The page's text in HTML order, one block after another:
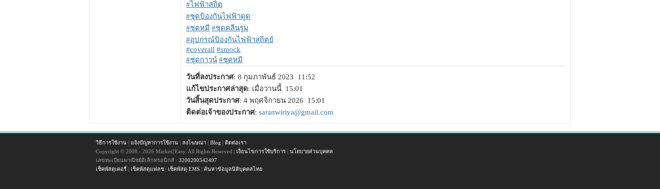
#ไฟฟ้าสถิต
#ชุดป้องกันไฟฟ้าดูด
#ชุดหมี #ชุดคลีนรูม
#อุปกรณ์ป้องกันไฟฟ้าสถิตย์
#coverall #smock
#ชุดกาวน์ #ชุดหมี
วันที่ลงประกาศ: 8 กุมภาพันธ์ 2023 11:52
แก้ไขประกาศล่าสุด: เมื่อวานนี้ 15:01
วันสิ้นสุดประกาศ: 4 พฤศจิกายน 2026 15:01
ติดต่อเจ้าของประกาศ: saranwiriya@gmail.com
วิธีการใช้งาน| แจ้งปัญหาการใช้งาน| ลงโฆษณา| Blog | ติดต่อเรา
Copyright © 2008 - 2026 Market2Easy. All Rights Reserved | เงื่อนไขการใช้บริการ| นโยบายส่วนบุคคล
เลขทะเบียนพาณิชย์อิเล็กทรอนิกส์ : 3200200542497
เช็คพัสดุเคอรี่| เช็คพัสดุแฟลช| เช็คพัสดุ EMS| ค้นหาข้อมูลนิติบุคคลไทย